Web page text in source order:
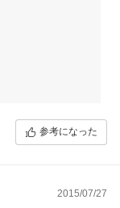
を食べきるのが大
ればが、来年もリ
参考になった
2015/07/27